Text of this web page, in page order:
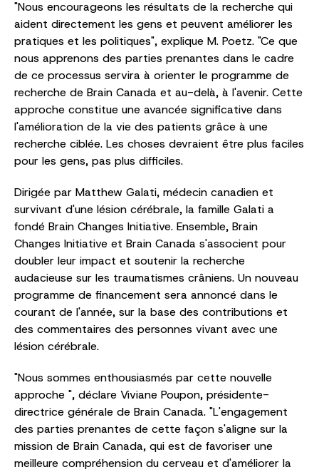
"Nous encourageons les résultats de la recherche qui
aident directement les gens et peuvent améliorer les
pratiques et les politiques", explique M. Poetz. "Ce que
nous apprenons des parties prenantes dans le cadre
de ce processus servira à orienter le programme de
recherche de Brain Canada et au-delà, à l'avenir. Cette
approche constitue une avancée significative dans
l'amélioration de la vie des patients grâce à une
recherche ciblée. Les choses devraient être plus faciles
pour les gens, pas plus difficiles.
Dirigée par Matthew Galati, médecin canadien et
survivant d'une lésion cérébrale, la famille Galati a
fondé Brain Changes Initiative. Ensemble, Brain
Changes Initiative et Brain Canada s'associent pour
doubler leur impact et soutenir la recherche
audacieuse sur les traumatismes crâniens. Un nouveau
programme de financement sera annoncé dans le
courant de l'année, sur la base des contributions et
des commentaires des personnes vivant avec une
lésion cérébrale.
"Nous sommes enthousiasmés par cette nouvelle
approche ", déclare Viviane Poupon, présidente-
directrice générale de Brain Canada. "L'engagement
des parties prenantes de cette façon s'aligne sur la
mission de Brain Canada, qui est de favoriser une
meilleure compréhension du cerveau et d'améliorer la